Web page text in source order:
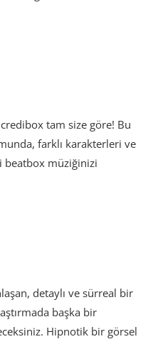
tam size göre! Bu
farklı karakterleri ve
beatbox müziğinizi
detaylı ve sürreal bir
başka bir
Hipnotik bir görsel